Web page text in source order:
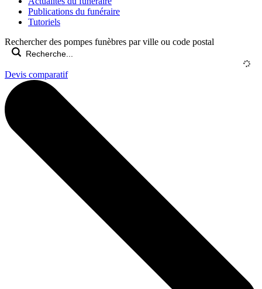
Publications du funéraire
Tutoriels
Rechercher des pompes funèbres par ville ou code postal
Devis comparatif